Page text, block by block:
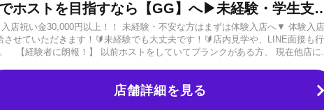
ついに店舗拡大移転！！中洲でホストを目指すなら【GG】へ▶未経験
店祝い金30,000円以上！！ 未経験・不安な方はまずは体験入店へ▼ 体験入
せていただきます！🔰未経験でも大丈夫です！🔰店内見学や、LINE面接も
【経験者に朗報！】 以前ホストをしていてブランクがある方、 現在他店に
完備、寮費無料！ 福岡までの交通費も全額負担！ 新生活を安心してスタート
相談ください！ *:..。..。..:*:..。..。..:* GG Groupでは事業拡大のため、ホ
希望者 ★ヘアメイクアーティスト ★webデザイナー ★内勤/ホールスタッフ
店舗詳細を見る